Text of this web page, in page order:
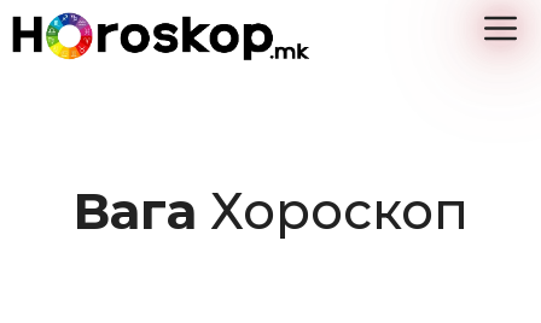
Skip
Вага Хороскоп